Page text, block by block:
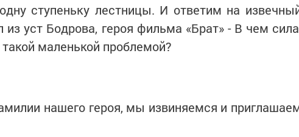
ступеньку лестницы. И ответим на
из уст Бодрова, героя фильма «Брат» - В чем
маленькой проблемой?
нашего героя, мы извиняемся и